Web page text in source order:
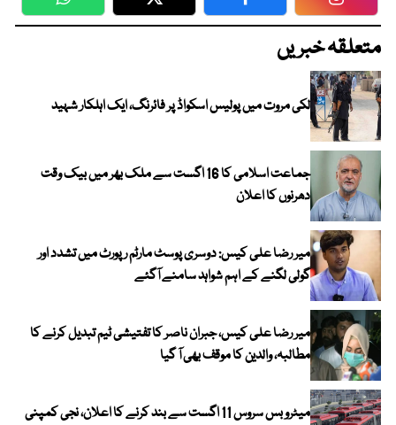
WhatsApp Twitter Facebook
متعلقہ خبریں
لکی مروت میں پولیس اسکواڈ پر فائرنگ، ایک اہلکار شہید
جماعت اسلامی کا 16 اگست سے ملک بھر میں بیک وقت
دھرنوں کا اعلان
میر رضا علی کیس: دوسری پوسٹ مارٹم رپورٹ میں تشدد اور
گولی لگنے کے اہم شواہد سامنے آگئے
میر رضا علی کیس، جبران ناصر کا تفتیشی ٹیم تبدیل کرنے کا
مطالبہ، والدین کا موقف بھی آ گیا
میٹرو بس سروس 11 اگست سے بند کرنے کا اعلان، نجی کمپنی